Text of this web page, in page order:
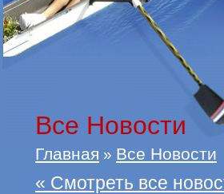
Все Новости
Главная » Все Новости
« Смотреть все